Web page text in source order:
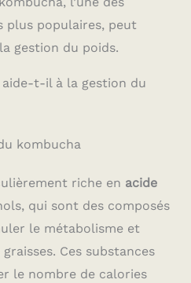
plus populaires, peut
gestion du poids.
t-il à la gestion du
kombucha
riche en acide
qui sont des composés
le métabolisme et
Ces substances
le nombre de calories